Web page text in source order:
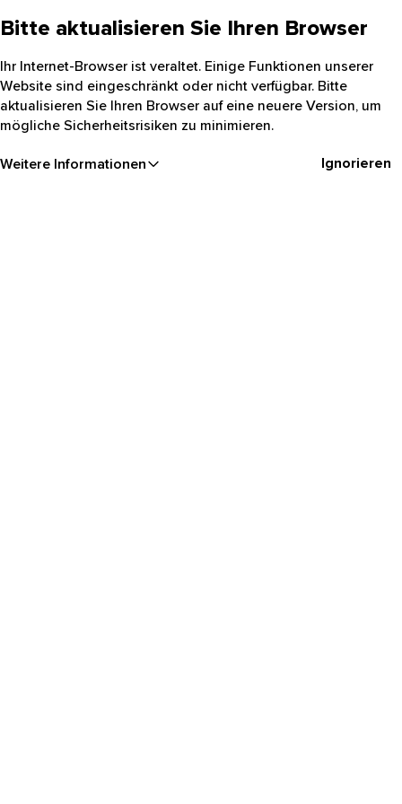
Bitte aktualisieren Sie Ihren Browser
Ihr Internet-Browser ist veraltet. Einige Funktionen unserer
Website sind eingeschränkt oder nicht verfügbar. Bitte
aktualisieren Sie Ihren Browser auf eine neuere Version, um
mögliche Sicherheitsrisiken zu minimieren.
Weitere Informationen Ignorieren